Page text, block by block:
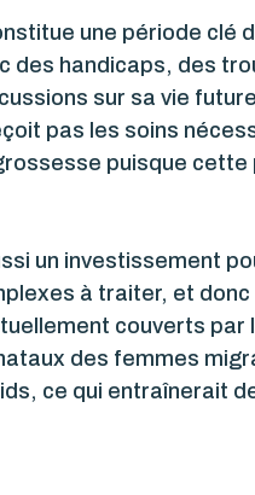
une période clé
des handicaps, des
sur sa vie
pas les soins
puisque
un investissement
à traiter, et
couverts par
des femmes
ce qui entraînerait